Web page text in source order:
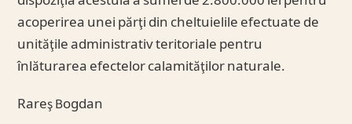
acoperirea unei părţi din cheltuielile efectuate de
unităţile administrativ teritoriale pentru
înlăturarea efectelor calamităţilor naturale.
Rareş Bogdan